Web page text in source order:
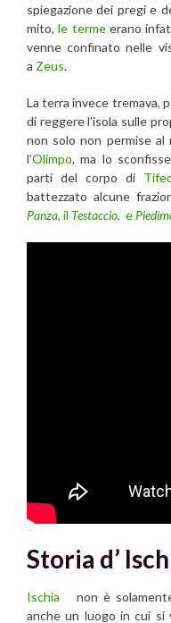
spiegazione dei pregi e
mito,le termeerano
venne confinato nelle
a Zeus.
La terra invece tremava,
di reggere l’isola sulle
non solo non permise
l’Olimpo, ma lo
parti del corpo di
battezzato alcune
Panza, il Testaccio, e
Storia d’
Ischia non è
anche un luogo in cui si